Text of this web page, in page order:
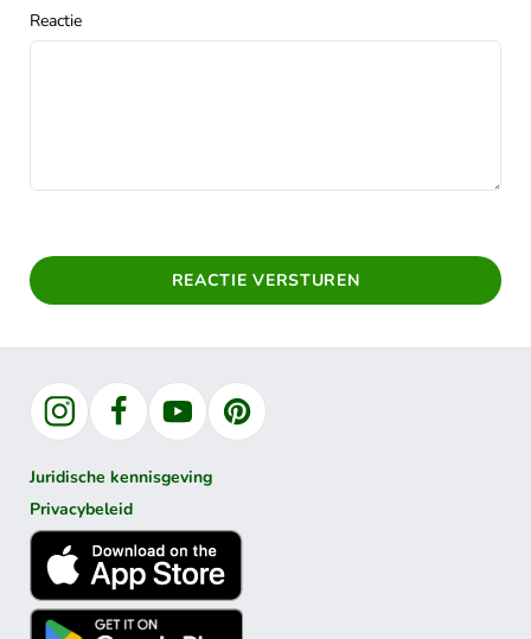
Reactie
REACTIE VERSTUREN
InstagramFacebookYouTubePinterest
Juridische kennisgeving
Privacybeleid